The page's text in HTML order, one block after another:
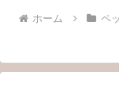
ホーム ペ